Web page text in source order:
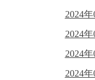
2024年
2024年
2024年
2024年